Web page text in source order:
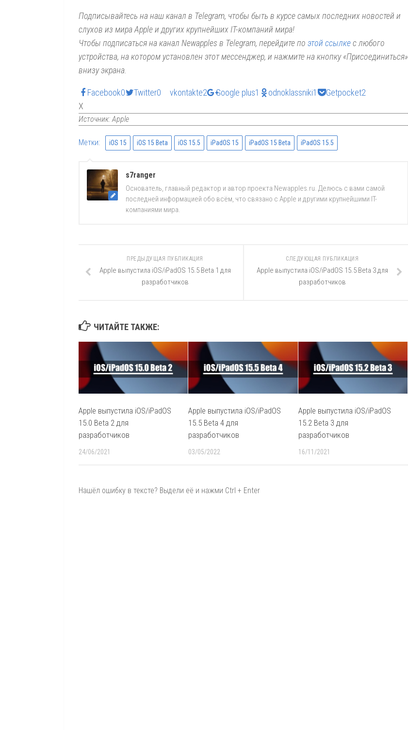
Подписывайтесь на наш канал в Telegram, чтобы быть в курсе самых последних новостей и
слухов из мира Apple и других крупнейших IT-компаний мира!
Чтобы подписаться на канал Newapples в Telegram, перейдите по этой ссылкес любого
устройства, на котором установлен этот мессенджер, и нажмите на кнопку «Присоединиться»
внизу экрана.
Facebook0 Twitter0 vkontakte2 Google plus1 odnoklassniki1 Getpocket2
X
Источник: Apple
Метки: iOS 15 iOS 15 Beta iOS 15.5 iPadOS 15 iPadOS 15 Beta iPadOS 15.5
s7ranger
Основатель, главный редактор и автор проекта Newapples.ru. Делюсь с вами самой
последней информацией обо всём, что связано с Apple и другими крупнейшими IT-
компаниями мира.
СЛЕДУЮЩАЯ ПУБЛИКАЦИЯ
Apple выпустила iOS/iPadOS 15.5 Beta 3 для
разработчиков
ПРЕДЫДУЩАЯ ПУБЛИКАЦИЯ
Apple выпустила iOS/iPadOS 15.5 Beta 1 для
разработчиков
ЧИТАЙТЕ ТАКЖЕ:
Apple выпустила iOS/iPadOS
15.0 Beta 2 для
разработчиков
24/06/2021
Apple выпустила iOS/iPadOS
15.5 Beta 4 для
разработчиков
03/05/2022
Apple выпустила iOS/iPadOS
15.2 Beta 3 для
разработчиков
16/11/2021
Нашёл ошибку в тексте? Выдели её и нажми Ctrl + Enter